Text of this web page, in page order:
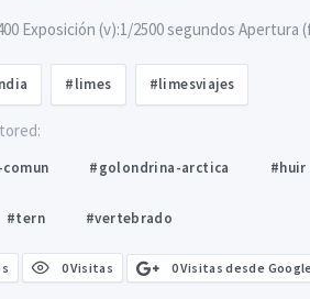
Exposición (v):1/2500 segundos Apertura
#limes #limesviajes
#golondrina-arctica #huir
#tern #vertebrado
0 Visitas 0 Visitas desde